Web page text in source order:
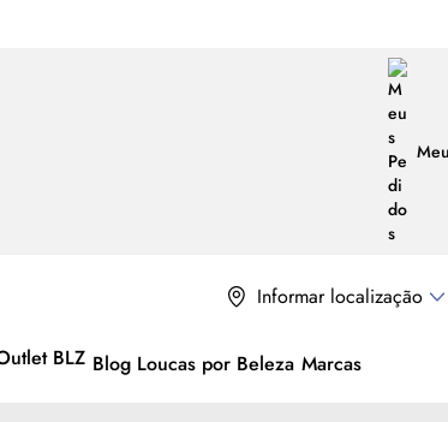
Informar localização
Blog Loucas por Beleza Marcas